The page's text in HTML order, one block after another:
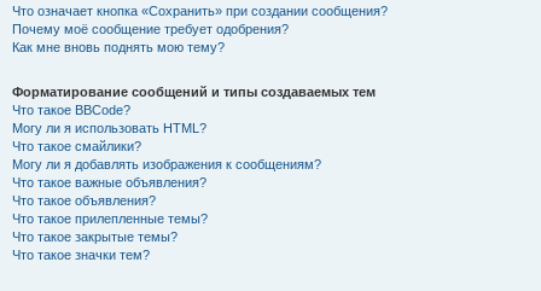
Что означает кнопка «Сохранить» при создании сообщения?
Почему моё сообщение требует одобрения?
Как мне вновь поднять мою тему?
Форматирование сообщений и типы создаваемых тем
Что такое BBCode?
Могу ли я использовать HTML?
Что такое смайлики?
Могу ли я добавлять изображения к сообщениям?
Что такое важные объявления?
Что такое объявления?
Что такое прилепленные темы?
Что такое закрытые темы?
Что такое значки тем?